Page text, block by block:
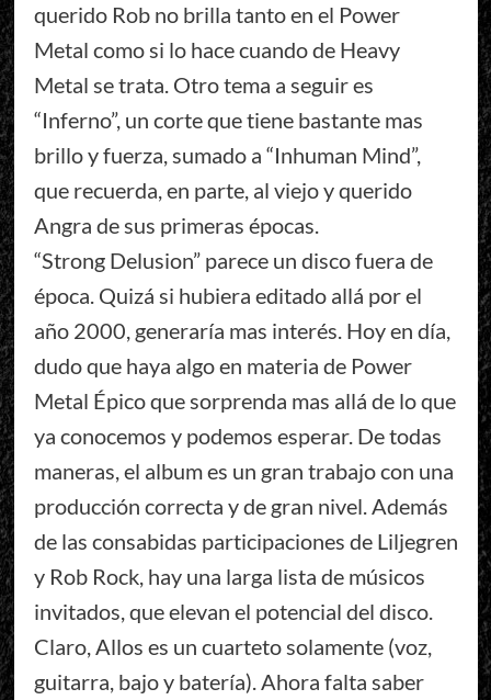
querido Rob no brilla tanto en el Power
Metal como si lo hace cuando de Heavy
Metal se trata. Otro tema a seguir es
“Inferno”, un corte que tiene bastante mas
brillo y fuerza, sumado a “Inhuman Mind”,
que recuerda, en parte, al viejo y querido
Angra de sus primeras épocas.
“Strong Delusion” parece un disco fuera de
época. Quizá si hubiera editado allá por el
año 2000, generaría mas interés. Hoy en día,
dudo que haya algo en materia de Power
Metal Épico que sorprenda mas allá de lo que
ya conocemos y podemos esperar. De todas
maneras, el album es un gran trabajo con una
producción correcta y de gran nivel. Además
de las consabidas participaciones de Liljegren
y Rob Rock, hay una larga lista de músicos
invitados, que elevan el potencial del disco.
Claro, Allos es un cuarteto solamente (voz,
guitarra, bajo y batería). Ahora falta saber